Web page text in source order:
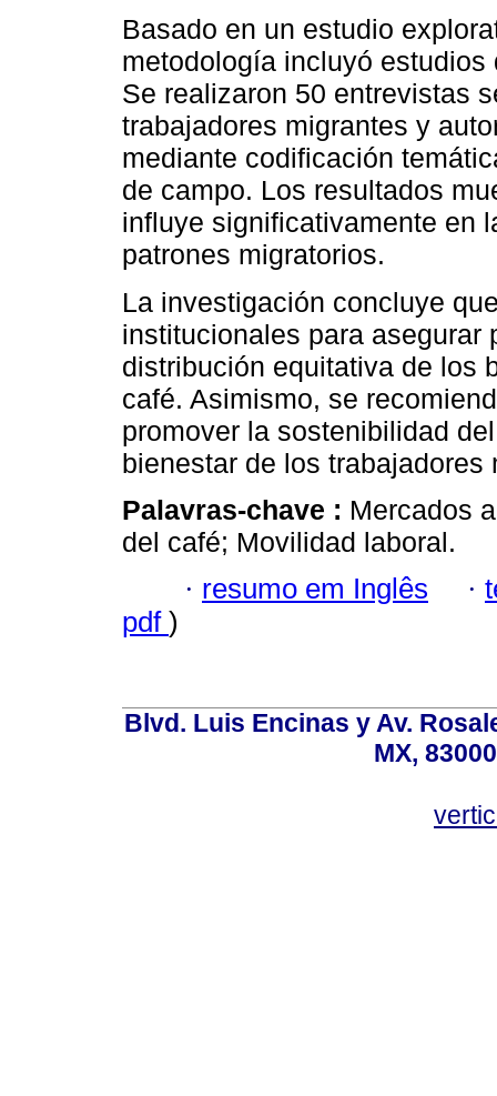
Basado en un estudio
metodología incluyó
Se realizaron 50 entrevistas
trabajadores migrantes y
mediante codificación
de campo. Los resultados
influye significativamente en
patrones migratorios.
La investigación concluye
institucionales para asegurar
distribución equitativa de los
café. Asimismo, se
promover la sostenibilidad
bienestar de los trabajadores
Palavras-chave : Mercados
del café; Movilidad laboral.
· resumo em Inglês ·
pdf )
Blvd. Luis Encinas y Av.
MX,